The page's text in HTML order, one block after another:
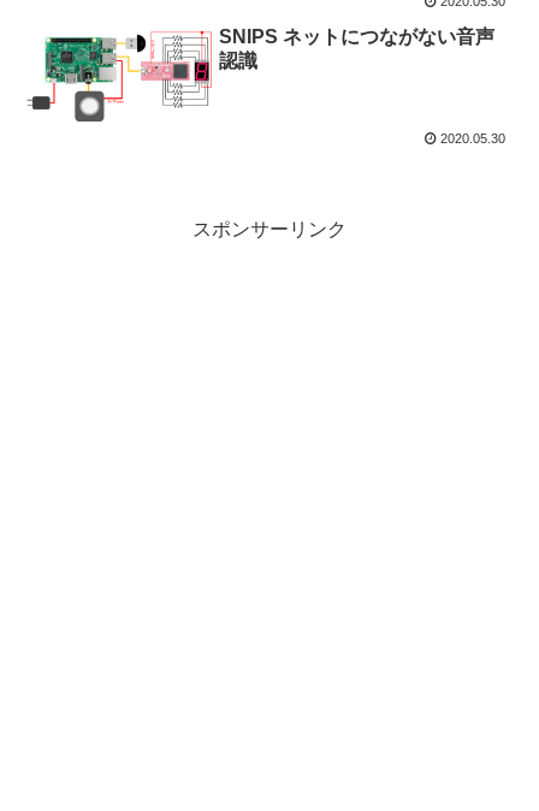
SNIPS ネットにつながない音声
認識
2020.05.30
スポンサーリンク